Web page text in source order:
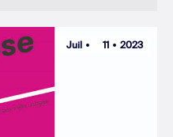
Juil 11 2023